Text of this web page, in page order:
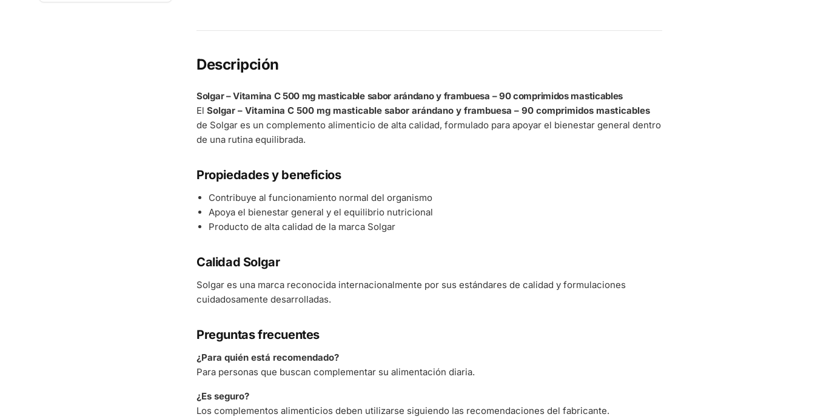
Descripción
Solgar – Vitamina C 500 mg masticable sabor arándano y frambuesa – 90 comprimidos masticables
El Solgar – Vitamina C 500 mg masticable sabor arándano y frambuesa – 90 comprimidos masticables
de Solgar es un complemento alimenticio de alta calidad, formulado para apoyar el bienestar general dentro
de una rutina equilibrada.
Propiedades y beneficios
Contribuye al funcionamiento normal del organismo
Apoya el bienestar general y el equilibrio nutricional
Producto de alta calidad de la marca Solgar
Calidad Solgar
Solgar es una marca reconocida internacionalmente por sus estándares de calidad y formulaciones
cuidadosamente desarrolladas.
Preguntas frecuentes
¿Para quién está recomendado?
Para personas que buscan complementar su alimentación diaria.
¿Es seguro?
Los complementos alimenticios deben utilizarse siguiendo las recomendaciones del fabricante.